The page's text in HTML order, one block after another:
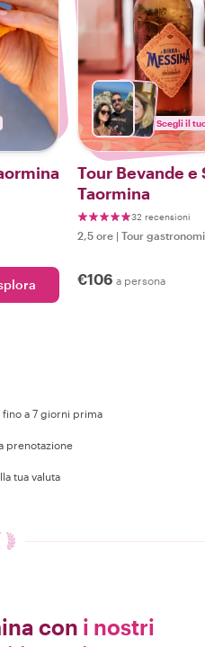
Scegli il
Tour Bevande e
Taormina
32 recensioni
2,5 ore | Tour
€106 a persona
a 7 giorni prima
prenotazione
tua valuta
con i nostri